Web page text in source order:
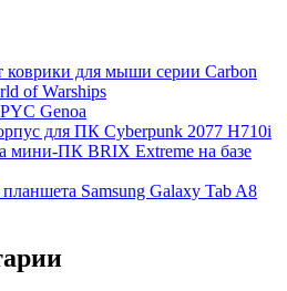
коврики для мыши серии Carbon
of Warships
Genoa
для ПК Cyberpunk 2077 H710i
мини-ПК BRIX Extreme на базе
Samsung Galaxy Tab A8